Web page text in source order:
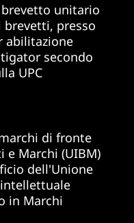
unitario
presso
abilitazione
secondo
UPC
di fronte
e Marchi (UIBM)
dell'Unione
in Marchi